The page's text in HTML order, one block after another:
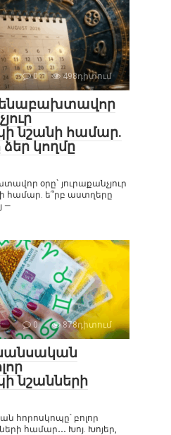
0 498դիտում
նշանի համար.
կողմը
օրը` յուրաքանչյուր
համար. ե՞րբ աստղերը
—
0 878դիտում
նշանների
հորոսկոպը՝ բոլոր
համար․․․ Խոյ. Խոյեր,